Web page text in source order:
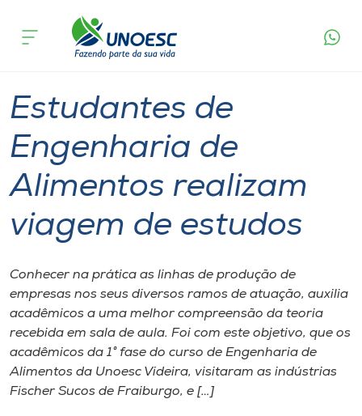
Cursos
Pesquisa
Atendimento ao Estudante
Portal de Ensino
A
Unoesc
Internacionalização
I.nova
acontece
Estudantes de
Engenharia de
Alimentos realizam
viagem de estudos
Conhecer na prática as linhas de produção de
empresas nos seus diversos ramos de atuação, auxilia
acadêmicos a uma melhor compreensão da teoria
recebida em sala de aula. Foi com este objetivo, que os
acadêmicos da 1° fase do curso de Engenharia de
Alimentos da Unoesc Videira, visitaram as indústrias
Fischer Sucos de Fraiburgo, e […]